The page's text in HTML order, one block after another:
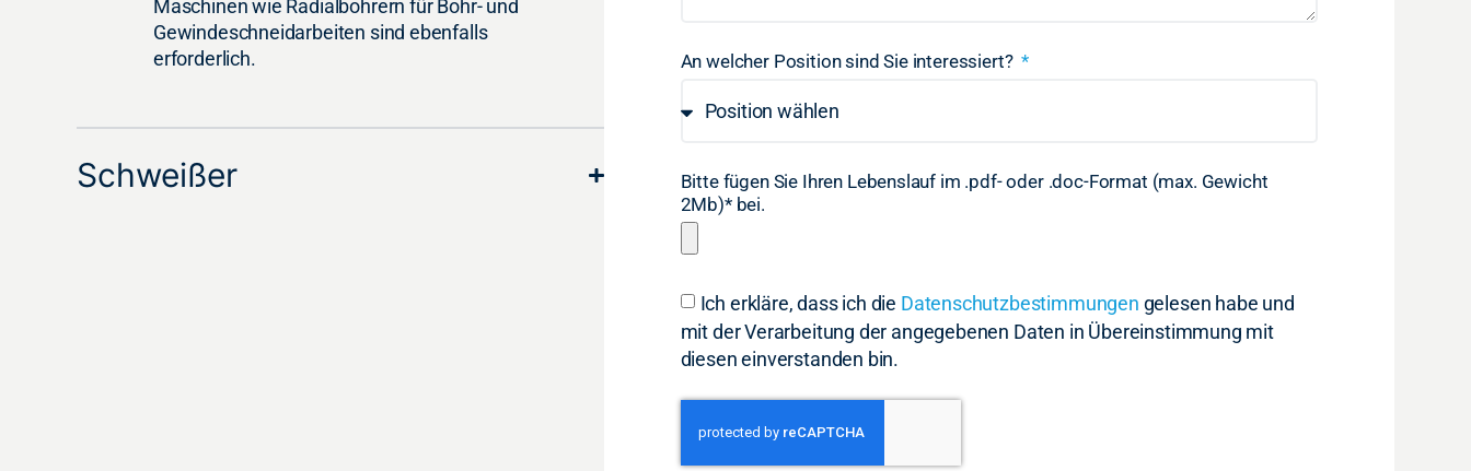
Maschinen wie Radialbohrern für Bohr- und
Gewindeschneidarbeiten sind ebenfalls
erforderlich.
Schweißer
An welcher Position sind Sie interessiert?
Bitte fügen Sie Ihren Lebenslauf im .pdf- oder .doc-Format (max. Gewicht
2Mb)* bei.
Ich erkläre, dass ich die Datenschutzbestimmungen gelesen habe und
mit der Verarbeitung der angegebenen Daten in Übereinstimmung mit
diesen einverstanden bin.